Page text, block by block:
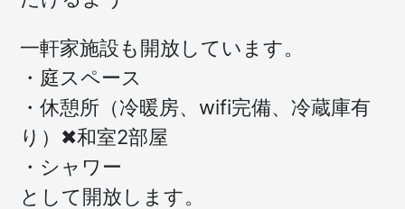
一軒家施設も開放しています。
・庭スペース
・休憩所（冷暖房、wifi完備、冷蔵庫有
り）✖︎和室2部屋
・シャワー
として開放します。